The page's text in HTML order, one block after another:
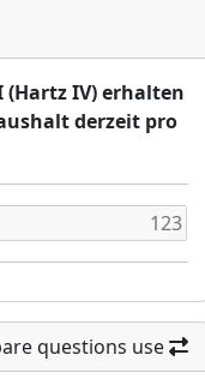
(Hartz IV) erhalten
derzeit pro
questions use